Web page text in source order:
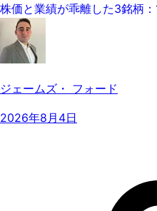
株価と業績が乖離した3銘柄
ジェームズ・ フォード
2026年8月4日